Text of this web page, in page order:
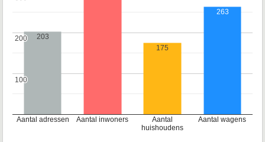
Aantal adressen Aantal inwoners
Aantal
huishoudens
Aantal wagens
100
100
200
200 203
175
263